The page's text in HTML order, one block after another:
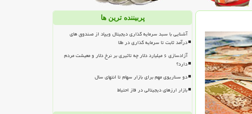
پربیننده ترین ها
آشنایی با سبد سرمایه گذاری دیجیتال ویپاد از صندوق های
درآمد ثابت تا سرمایه گذاری در طلا
آزادسازی ۶ میلیارد دلار چه تاثیری بر نرخ دلار و معیشت مردم
دارد؟
دو سناریوی مهم برای بازار سهام تا انتهای سال
بازار ارزهای دیجیتالی در فاز احتیاط